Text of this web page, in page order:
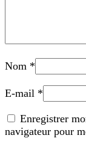
Nom *
E-mail *
Enregistrer
navigateur pour